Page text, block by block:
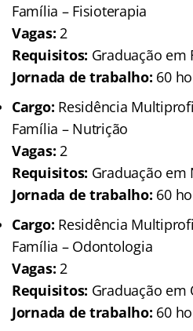
Família – Fisioterapia
Vagas: 2
Requisitos: Graduação em
Jornada de trabalho: 60
Cargo: Residência
Família – Nutrição
Vagas: 2
Requisitos: Graduação em
Jornada de trabalho: 60
Cargo: Residência
Família – Odontologia
Vagas: 2
Requisitos: Graduação em
Jornada de trabalho: 60